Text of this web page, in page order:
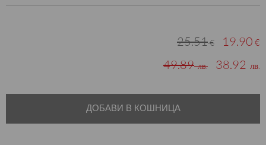
25.51€ 19.90 €
49.89лв. 38.92 лв.
ДОБАВИ В КОШНИЦА